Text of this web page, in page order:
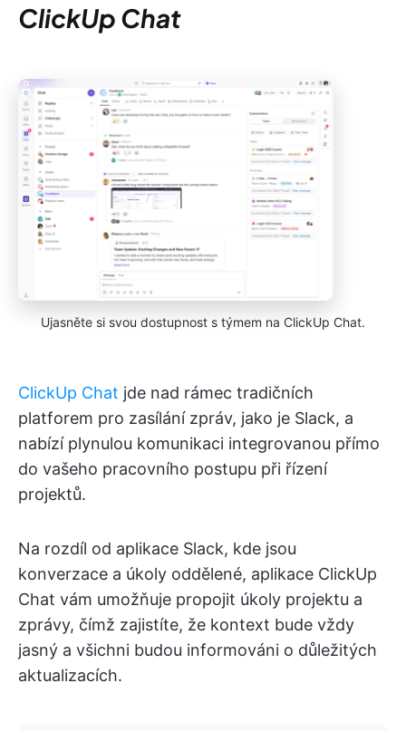
ClickUp Chat
Ujasněte si svou dostupnost s týmem na ClickUp Chat.
ClickUp Chat jde nad rámec tradičních
platforem pro zasílání zpráv, jako je Slack, a
nabízí plynulou komunikaci integrovanou přímo
do vašeho pracovního postupu při řízení
projektů.
Na rozdíl od aplikace Slack, kde jsou
konverzace a úkoly oddělené, aplikace ClickUp
Chat vám umožňuje propojit úkoly projektu a
zprávy, čímž zajistíte, že kontext bude vždy
jasný a všichni budou informováni o důležitých
aktualizacích.